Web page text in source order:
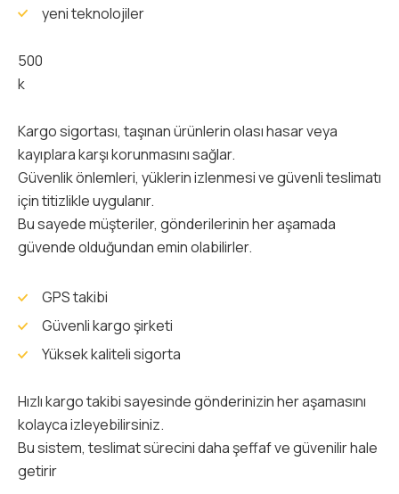
yeni teknolojiler
500
k
Kargo sigortası, taşınan ürünlerin olası hasar veya
kayıplara karşı korunmasını sağlar.
Güvenlik önlemleri, yüklerin izlenmesi ve güvenli teslimatı
için titizlikle uygulanır.
Bu sayede müşteriler, gönderilerinin her aşamada
güvende olduğundan emin olabilirler.
GPS takibi
Güvenli kargo şirketi
Yüksek kaliteli sigorta
Hızlı kargo takibi sayesinde gönderinizin her aşamasını
kolayca izleyebilirsiniz.
Bu sistem, teslimat sürecini daha şeffaf ve güvenilir hale
getirir